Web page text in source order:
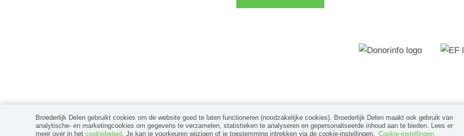
© 2026 Broederlijk Delen, alle rechten voorbehouden
Broederlijk Delen gebruikt cookies om de website goed te laten functioneren (noodzakelijke cookies). Broederlijk Delen maakt ook gebruik van
analytische- en marketingcookies om gegevens te verzamelen, statistieken te analyseren en gepersonaliseerde inhoud aan te bieden. Lees er
meer over in het cookiebeleid. Je kan je voorkeuren wijzigen of je toestemming intrekken via de cookie-instellingen. Cookie-instellingen